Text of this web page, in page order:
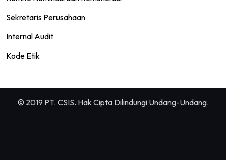
Sekretaris Perusahaan
Internal Audit
Kode Etik
© 2019 PT. CSIS. Hak Cipta Dilindungi Undang-Undang.